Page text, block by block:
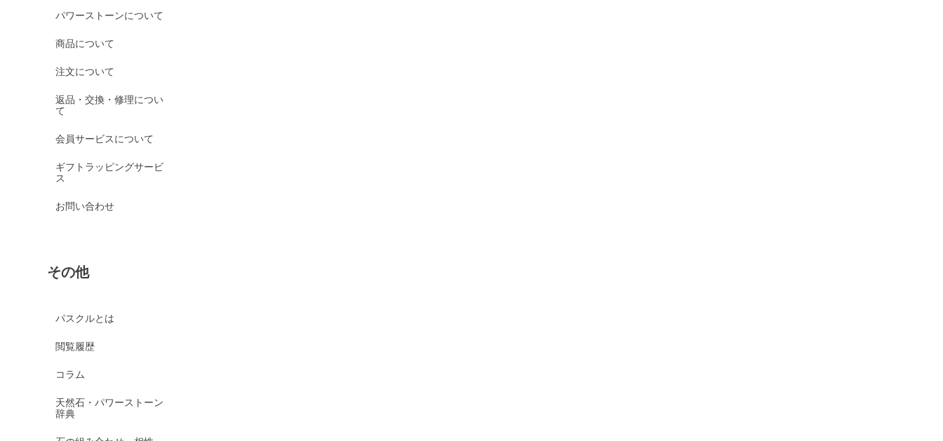
パワーストーンについて
商品について
注文について
返品・交換・修理につい
て
会員サービスについて
ギフトラッピングサービ
ス
お問い合わせ
その他
パスクルとは
閲覧履歴
コラム
天然石・パワーストーン
辞典